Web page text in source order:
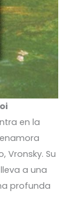
en la
Vronsky. Su
a una
profunda